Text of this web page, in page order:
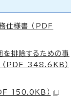
仕様書 （PDF
を排除するための事
（PDF 348.6KB）
150.0KB）